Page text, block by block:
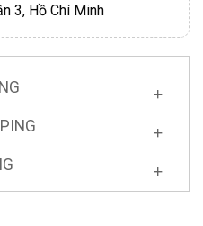
3, Hồ Chí Minh